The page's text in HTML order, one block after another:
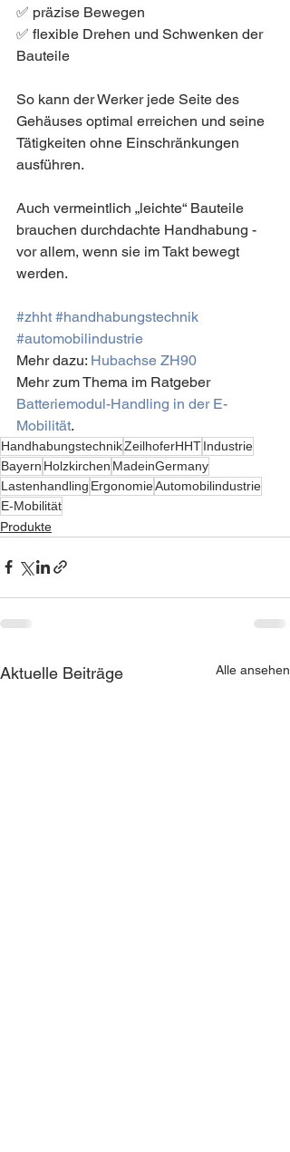
✅ präzise Bewegen
✅ flexible Drehen und Schwenken der
Bauteile
So kann der Werker jede Seite des
Gehäuses optimal erreichen und seine
Tätigkeiten ohne Einschränkungen
ausführen.
Auch vermeintlich „leichte“ Bauteile
brauchen durchdachte Handhabung -
vor allem, wenn sie im Takt bewegt
werden.
#zhht #handhabungstechnik
#automobilindustrie
Mehr dazu: Hubachse ZH90
Mehr zum Thema im Ratgeber
Batteriemodul-Handling in der E-
Mobilität.
HandhabungstechnikZeilhoferHHTIndustrie
Bayern Holzkirchen MadeinGermany
Lastenhandling ErgonomieAutomobilindustrie
E-Mobilität
Produkte
Aktuelle Beiträge Alle ansehen